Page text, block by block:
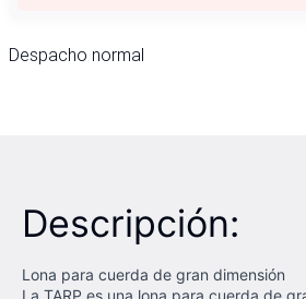
Despacho normal
Descripción:
Lona para cuerda de gran dimensión
La TARP es una lona para cuerda de